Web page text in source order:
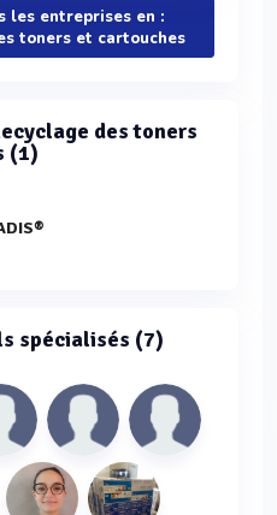
les entreprises en :
toners et cartouches
des toners
(1)
spécialisés (7)